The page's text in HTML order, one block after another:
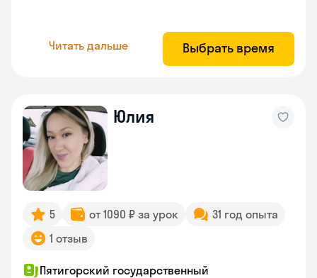
Читать дальше Выбрать время
Юлия
5 от 1090 ₽ за урок
31 год опыта
1 отзыв
Пятигорский государственный